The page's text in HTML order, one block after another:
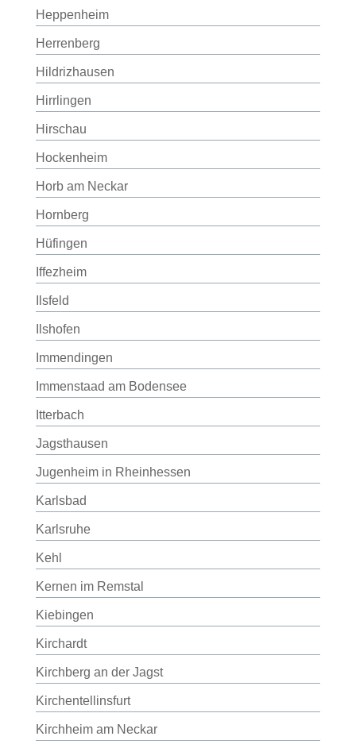
Heppenheim
Herrenberg
Hildrizhausen
Hirrlingen
Hirschau
Hockenheim
Horb am Neckar
Hornberg
Hüfingen
Iffezheim
Ilsfeld
Ilshofen
Immendingen
Immenstaad am Bodensee
Itterbach
Jagsthausen
Jugenheim in Rheinhessen
Karlsbad
Karlsruhe
Kehl
Kernen im Remstal
Kiebingen
Kirchardt
Kirchberg an der Jagst
Kirchentellinsfurt
Kirchheim am Neckar